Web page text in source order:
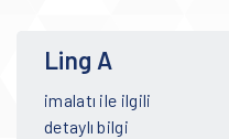
Ling A
imalatı ile ilgili
detaylı bilgi